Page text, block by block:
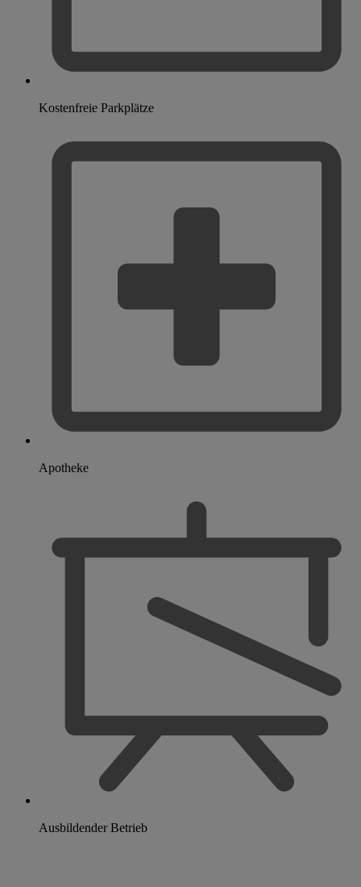
Kostenfreie Parkplätze
Apotheke
Ausbildender Betrieb